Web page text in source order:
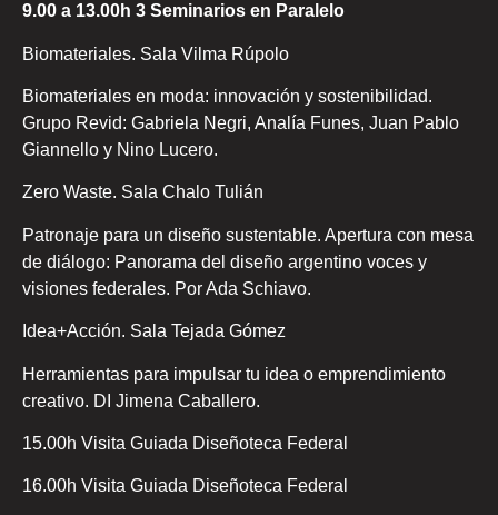
9.00 a 13.00h 3 Seminarios en Paralelo
Biomateriales. Sala Vilma Rúpolo
Biomateriales en moda: innovación y sostenibilidad.
Grupo Revid: Gabriela Negri, Analía Funes, Juan Pablo
Giannello y Nino Lucero.
Zero Waste. Sala Chalo Tulián
Patronaje para un diseño sustentable. Apertura con mesa
de diálogo: Panorama del diseño argentino voces y
visiones federales. Por Ada Schiavo.
Idea+Acción. Sala Tejada Gómez
Herramientas para impulsar tu idea o emprendimiento
creativo. DI Jimena Caballero.
15.00h Visita Guiada Diseñoteca Federal
16.00h Visita Guiada Diseñoteca Federal